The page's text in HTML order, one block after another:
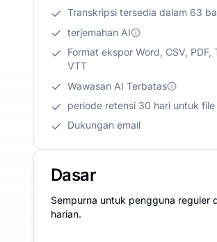
Transkripsi tersedia dalam 63
terjemahan AI
Format ekspor Word, CSV, PDF,
VTT
Wawasan AI Terbatas
periode retensi 30 hari untuk file
Dukungan email
Dasar
Sempurna untuk pengguna reguler
harian.